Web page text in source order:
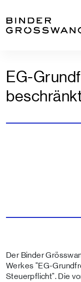
EG-
Der Binder
Werkes "EG-
Steuerpflicht". Die